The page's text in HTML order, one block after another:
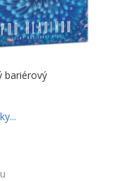
bariérový